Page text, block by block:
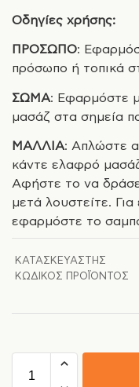
Οδηγίες χρήσης:
ΠΡΟΣΩΠΟ:
πρόσωπο ή τοπικά
ΣΩΜΑ: Εφαρμόστε
μασάζ στα σημεία
ΜΑΛΛΙΑ: Απλώστε
κάντε ελαφρό
Αφήστε το να
μετά λουστείτε.
εφαρμόστε το
ΚΑΤΑΣΚΕΥΑΣΤΉΣ
ΚΩΔΙΚΌΣ ΠΡΟΪΌΝΤΟΣ